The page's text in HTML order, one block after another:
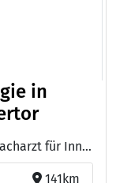
in
Ärzte: Prof. Dr. med. Gernot Hartung, Facharzt für Innere Medizin, Hämatologie und Internistische Onkologie, Palliativmedizin - Dr. med. Franziska Gall, Fachärztin für Innere Medizin mit Schwerpunkt Hämatologie und Onkologie, Palliativmedizin
141km